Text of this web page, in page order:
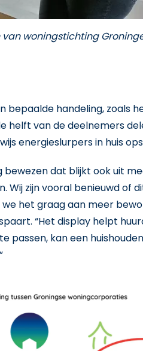
woningstichting
bepaalde handeling, zoals
helft van de deelnemers
energieslurpers in huis
bewezen dat blijkt ook uit
zijn vooral benieuwd of
het graag aan meer
“Het display helpt
passen, kan een